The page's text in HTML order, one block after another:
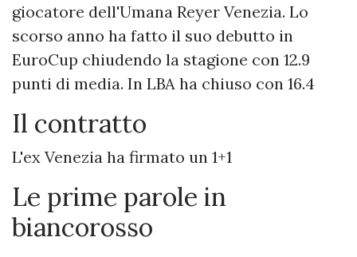
giocatore dell'Umana Reyer Venezia. Lo
scorso anno ha fatto il suo debutto in
EuroCup chiudendo la stagione con 12.9
punti di media. In LBA ha chiuso con 16.4
Il contratto
L'ex Venezia ha firmato un 1+1
Le prime parole in
biancorosso